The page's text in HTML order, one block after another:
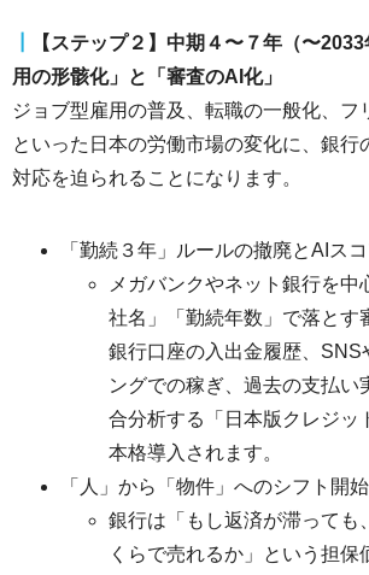
【ステップ２】中期４〜７年（〜
用の形骸化」と「審査のAI化」
ジョブ型雇用の普及、転職の一般化、フ
といった日本の労働市場の変化に、銀行
対応を迫られることになります。
「勤続３年」ルールの撤廃とAIス
メガバンクやネット銀行を中
社名」「勤続年数」で落とす
銀行口座の入出金履歴、SNS
ングでの稼ぎ、過去の支払い
合分析する「日本版クレジッ
本格導入されます。
「人」から「物件」へのシフト開始
銀行は「もし返済が滞っても
くらで売れるか」という担保